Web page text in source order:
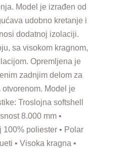
Model je izrađen od
udobno kretanje i
dodatnoj izolaciji.
sa visokom kragnom,
Opremljena je
zadnjim delom za
Model je
Troslojna softshell
8.000 mm •
poliester • Polar
• Visoka kragna •